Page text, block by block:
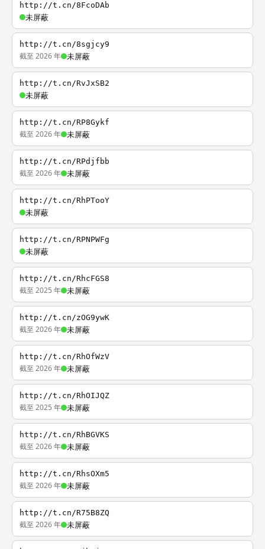
http://t.cn/8FcoDAb
未屏蔽
http://t.cn/8sgjcy9
截至 2026 年 未屏蔽
http://t.cn/RvJxSB2
未屏蔽
http://t.cn/RP8Gykf
截至 2026 年 未屏蔽
http://t.cn/RPdjfbb
截至 2026 年 未屏蔽
http://t.cn/RhPTooY
未屏蔽
http://t.cn/RPNPWFg
未屏蔽
http://t.cn/RhcFGS8
截至 2025 年 未屏蔽
http://t.cn/zOG9ywK
截至 2026 年 未屏蔽
http://t.cn/RhOfWzV
截至 2026 年 未屏蔽
http://t.cn/RhOIJQZ
截至 2025 年 未屏蔽
http://t.cn/RhBGVKS
截至 2026 年 未屏蔽
http://t.cn/RhsOXm5
截至 2026 年 未屏蔽
http://t.cn/R75B8ZQ
截至 2026 年 未屏蔽